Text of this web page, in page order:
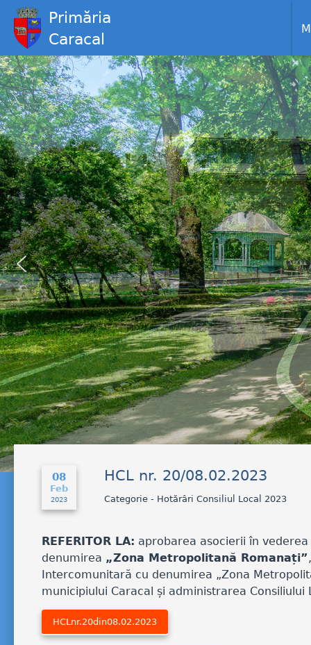
Primăria
Caracal
08
Feb
2023
HCL nr. 20/08.02.2023
Categorie - Hotărâri Consiliul Local 2023
REFERITOR LA: aprobarea asocierii în
denumirea „Zona Metropolitană Romanați”
Intercomunitară cu denumirea „Zona
municipiului Caracal și administrarea Consiliului
HCLnr.20din08.02.2023